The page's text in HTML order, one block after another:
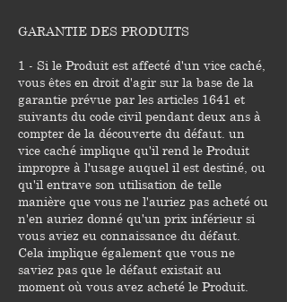
GARANTIE DES PRODUITS
1 - Si le Produit est affecté d'un vice caché,
vous êtes en droit d'agir sur la base de la
garantie prévue par les articles 1641 et
suivants du code civil pendant deux ans à
compter de la découverte du défaut. un
vice caché implique qu'il rend le Produit
impropre à l'usage auquel il est destiné, ou
qu'il entrave son utilisation de telle
manière que vous ne l'auriez pas acheté ou
n'en auriez donné qu'un prix inférieur si
vous aviez eu connaissance du défaut.
Cela implique également que vous ne
saviez pas que le défaut existait au
moment où vous avez acheté le Produit.